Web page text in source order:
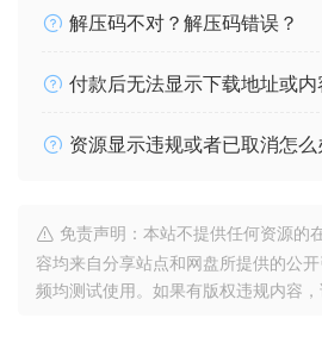
解压码不对？解压码错误？
付款后无法显示下载地址或内
资源显示违规或者已取消怎么
免责声明：本站不提供任何资源的
容均来自分享站点和网盘所提供的公
频均测试使用。如果有版权违规内容，